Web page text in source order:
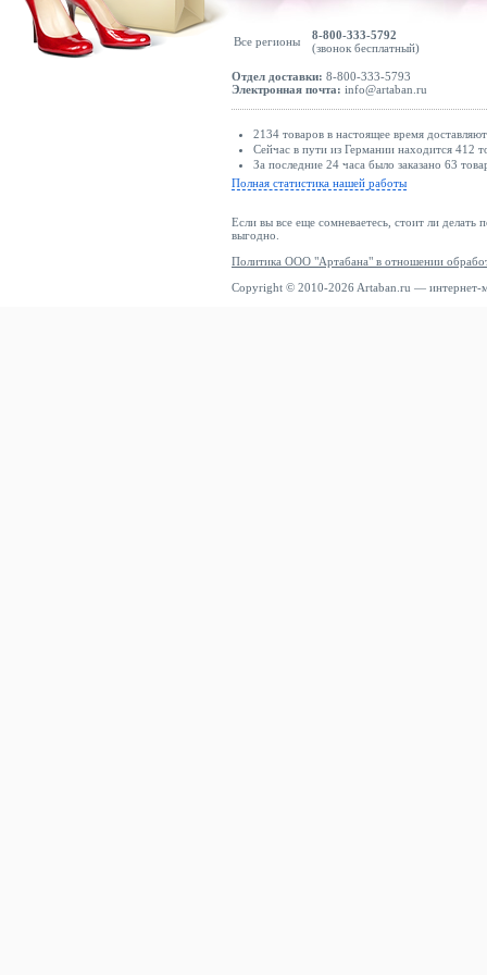
Все регионы
8-800-333-5792
(звонок бесплатный)
Отдел доставки: 8-800-333-5793
Электронная почта: info@artaban.ru
2134 товаров в настоящее время
Сейчас в пути из Германии находится 412
За последние 24 часа было заказано 63
Полная статистика нашей работы
Если вы все еще сомневаетесь, стоит ли делать
выгодно.
Политика ООО "Артабана" в отношении
Copyright © 2010-2026 Artaban.ru — интернет-